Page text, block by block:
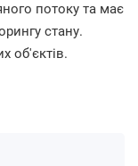
потоку та має
стану.
об'єктів.